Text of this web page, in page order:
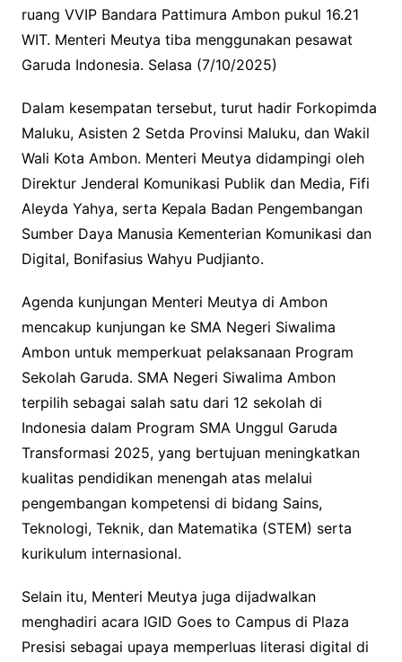
ruang VVIP Bandara Pattimura Ambon pukul 16.21
WIT. Menteri Meutya tiba menggunakan pesawat
Garuda Indonesia. Selasa (7/10/2025)
Dalam kesempatan tersebut, turut hadir Forkopimda
Maluku, Asisten 2 Setda Provinsi Maluku, dan Wakil
Wali Kota Ambon. Menteri Meutya didampingi oleh
Direktur Jenderal Komunikasi Publik dan Media, Fifi
Aleyda Yahya, serta Kepala Badan Pengembangan
Sumber Daya Manusia Kementerian Komunikasi dan
Digital, Bonifasius Wahyu Pudjianto.
Agenda kunjungan Menteri Meutya di Ambon
mencakup kunjungan ke SMA Negeri Siwalima
Ambon untuk memperkuat pelaksanaan Program
Sekolah Garuda. SMA Negeri Siwalima Ambon
terpilih sebagai salah satu dari 12 sekolah di
Indonesia dalam Program SMA Unggul Garuda
Transformasi 2025, yang bertujuan meningkatkan
kualitas pendidikan menengah atas melalui
pengembangan kompetensi di bidang Sains,
Teknologi, Teknik, dan Matematika (STEM) serta
kurikulum internasional.
Selain itu, Menteri Meutya juga dijadwalkan
menghadiri acara IGID Goes to Campus di Plaza
Presisi sebagai upaya memperluas literasi digital di